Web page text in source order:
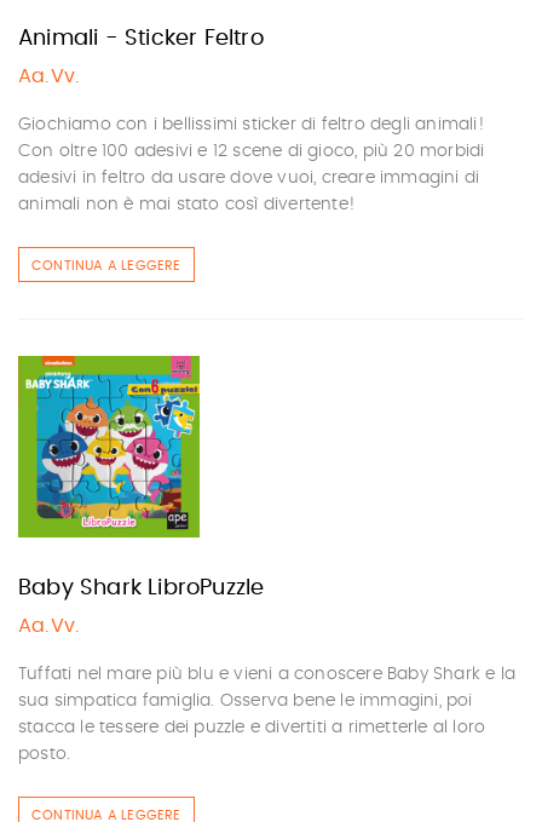
Animali - Sticker Feltro
Aa.Vv.
Giochiamo con i bellissimi sticker di feltro degli animali!
Con oltre 100 adesivi e 12 scene di gioco, più 20 morbidi
adesivi in feltro da usare dove vuoi, creare immagini di
animali non è mai stato così divertente!
CONTINUA A LEGGERE
Baby Shark LibroPuzzle
Aa.Vv.
Tuffati nel mare più blu e vieni a conoscere Baby Shark e la
sua simpatica famiglia. Osserva bene le immagini, poi
stacca le tessere dei puzzle e divertiti a rimetterle al loro
posto.
CONTINUA A LEGGERE